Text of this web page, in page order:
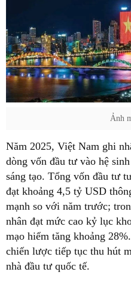
Ảnh
Năm 2025, Việt Nam ghi
dòng vốn đầu tư vào hệ
sáng tạo. Tổng vốn đầu tư
đạt khoảng 4,5 tỷ USD
mạnh so với năm trước;
nhân đạt mức cao kỷ lục
mạo hiểm tăng khoảng
chiến lược tiếp tục thu hút
nhà đầu tư quốc tế.